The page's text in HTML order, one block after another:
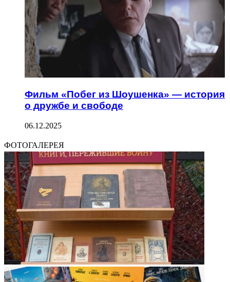
Фильм «Побег из Шоушенка» — история
о дружбе и свободе
06.12.2025
ФОТОГАЛЕРЕЯ